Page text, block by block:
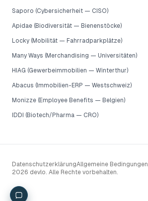
Saporo (Cybersicherheit — CISO)
Apidae (Biodiversität — Bienenstöcke)
Locky (Mobilität — Fahrradparkplätze)
Many Ways (Merchandising — Universitäten)
HIAG (Gewerbeimmobilien — Winterthur)
Abacus (Immobilien-ERP — Westschweiz)
Monizze (Employee Benefits — Belgien)
IDDI (Biotech/Pharma — CRO)
DatenschutzerklärungAllgemeine Bedingungen
2026 devlo. Alle Rechte vorbehalten.